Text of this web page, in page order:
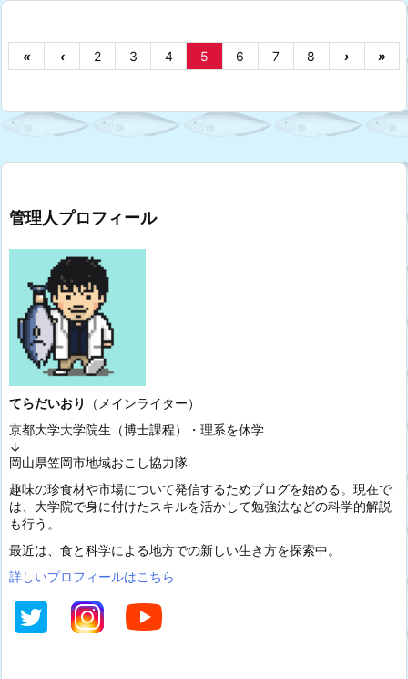
« ‹ 2 3 4 5 6 7 8 › »
管理人プロフィール
てらだいおり
（メインライター）
京都大学大学院生（博士課程）・理系を休学
↓
岡山県笠岡市地域おこし協力隊
趣味の珍食材や市場について発信するためブログを始める。現在で
は、大学院で身に付けたスキルを活かして勉強法などの科学的解説
も行う。
最近は、食と科学による地方での新しい生き方を探索中。
詳しいプロフィールはこちら